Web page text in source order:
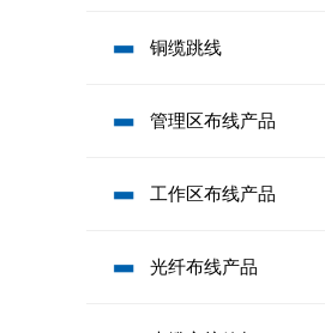
铜缆跳线
管理区布线产品
工作区布线产品
光纤布线产品